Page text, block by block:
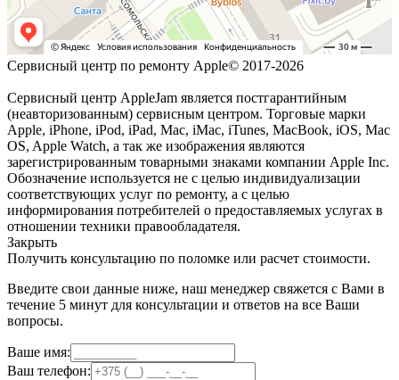
Сервисный центр по ремонту Apple© 2017-2026
Сервисный центр AppleJam является постгарантийным
(неавторизованным) сервисным центром. Торговые марки
Apple, iPhone, iPod, iPad, Mac, iMac, iTunes, MacBook, iOS, Mac
OS, Apple Watch, а так же изображения являются
зарегистрированным товарными знаками компании Apple Inc.
Обозначение используется не с целью индивидуализации
соответствующих услуг по ремонту, а с целью
информирования потребителей о предоставляемых услугах в
отношении техники правообладателя.
Закрыть
Получить консультацию по поломке или расчет стоимости.
Введите свои данные ниже, наш менеджер свяжется с Вами в
течение 5 минут для консультации и ответов на все Ваши
вопросы.
Ваше имя:
Ваш телефон: